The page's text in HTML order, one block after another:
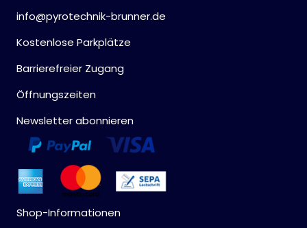
info@pyrotechnik-brunner.de
Kostenlose Parkplätze
Barrierefreier Zugang
Öffnungszeiten
Newsletter abonnieren
Shop-Informationen